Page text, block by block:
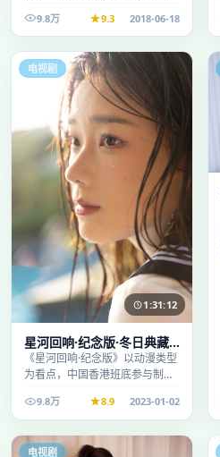
段观看。
9.8万 9.3 2018-06-18
电视剧
1:31:12
星河回响·纪念版·冬日典藏
系列温情叙事引人入胜
《星河回响·纪念版》以动漫类型
为看点，中国香港班底参与制
休闲时段观看。
9.8万 8.9 2023-01-02
电视剧